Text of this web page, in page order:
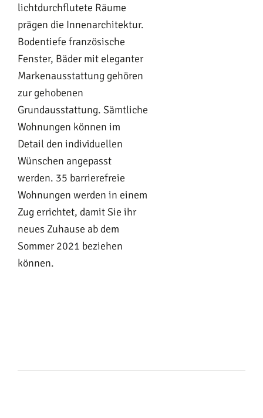
lichtdurchflutete Räume
prägen die Innenarchitektur.
Bodentiefe französische
Fenster, Bäder mit eleganter
Markenausstattung gehören
zur gehobenen
Grundausstattung. Sämtliche
Wohnungen können im
Detail den individuellen
Wünschen angepasst
werden. 35 barrierefreie
Wohnungen werden in einem
Zug errichtet, damit Sie ihr
neues Zuhause ab dem
Sommer 2021 beziehen
können.